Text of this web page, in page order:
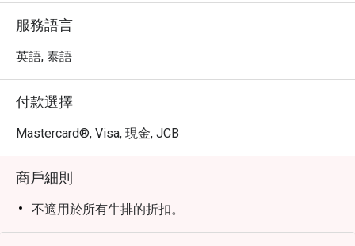
Bangtao，您即可享有獨家優惠，最高可享 5 折折扣，以
超值的價格品嚐豐盛的美饌，讓您的用餐體驗更添價值。
服務語言
英語, 泰語
付款選擇
Mastercard®, Visa, 現金, JCB
商戶細則
不適用於所有牛排的折扣。